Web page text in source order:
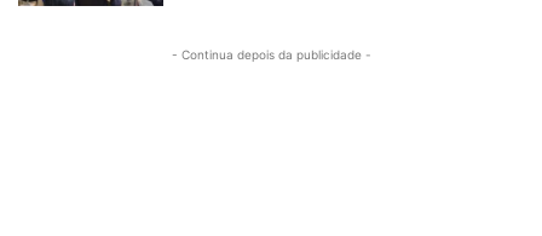
- Continua depois da publicidade -